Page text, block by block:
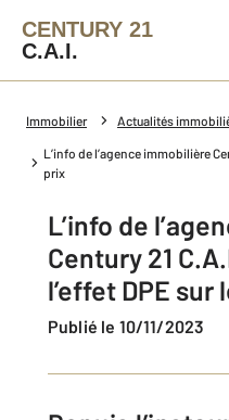
CENTURY 21
C.A.I.
Immobilier Actualités
L’info de l’agence immobilière
prix
L’info de
Century 21
l’effet DPE sur
Publié le 10/11/2023